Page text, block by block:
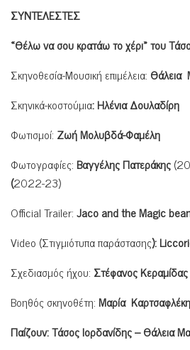
ΣΥΝΤΕΛΕΣΤΕΣ
«Θέλω να σου κρατάω το χέρι» του
Σκηνοθεσία-Μουσική επιμέλεια: Θάλεια
Σκηνικά-κοστούμια: Ηλένια Δουλαδίρη
Φωτισμοί: Ζωή Μολυβδά-Φαμέλη
Φωτογραφίες: Βαγγέλης Πατεράκης
(2022-23)
Official Trailer:Jaco and the Magic
Video (Στιγμιότυπα παράστασης):
Σχεδιασμός ήχου: Στέφανος Κεραμίδας
Βοηθός σκηνοθέτη: Μαρία Καρτσαφλέκη
Παίζουν: Τάσος Ιορδανίδης – Θάλεια